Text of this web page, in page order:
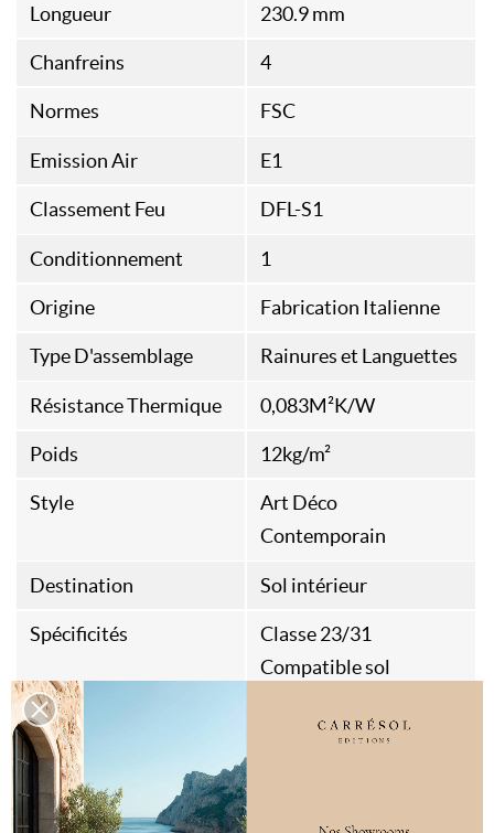
Longueur 230.9 mm
Chanfreins 4
Normes FSC
Emission Air E1
Classement Feu DFL-S1
Conditionnement 1
Origine Fabrication Italienne
Type D'assemblage Rainures et Languettes
Résistance Thermique 0,083M²K/W
Poids 12kg/m²
Style
Art Déco
Contemporain
Destination Sol intérieur
Spécificités
Classe 23/31
Compatible sol